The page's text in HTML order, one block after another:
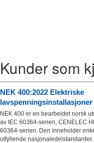
Kunder som
NEK 400:2022 Elektriske
lavspenningsinstallasjoner
NEK 400 er en bearbeidet norsk
av IEC 60364-serien, CENELEC
60364-serien. Den inneholder
utfyllende